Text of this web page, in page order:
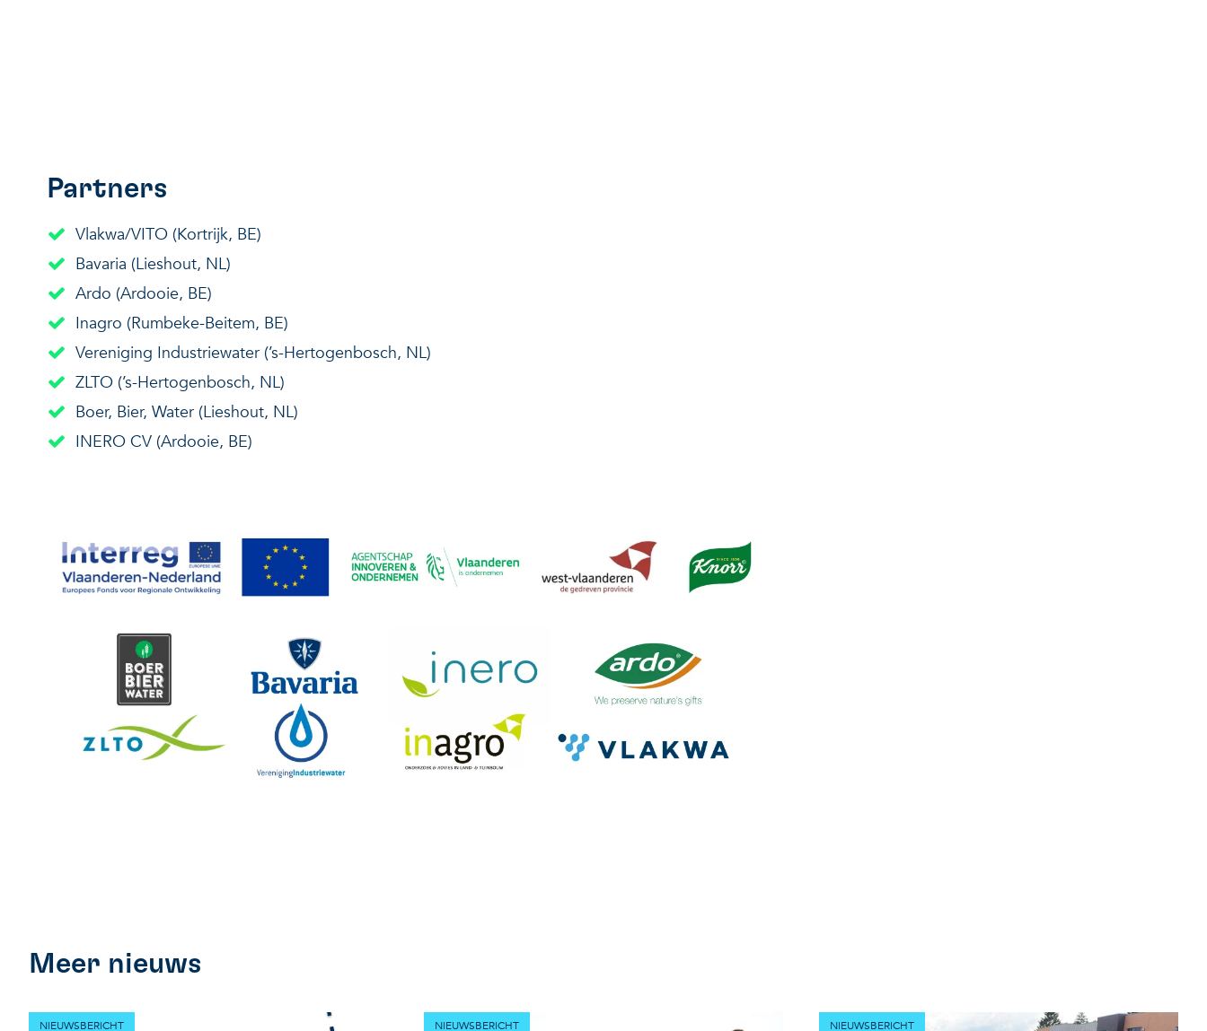
Partners
Vlakwa/VITO (Kortrijk, BE)
Bavaria (Lieshout, NL)
Ardo (Ardooie, BE)
Inagro (Rumbeke-Beitem, BE)
Vereniging Industriewater (’s-Hertogenbosch, NL)
ZLTO (’s-Hertogenbosch, NL)
Boer, Bier, Water (Lieshout, NL)
INERO CV (Ardooie, BE)
Meer nieuws
NIEUWSBERICHT NIEUWSBERICHT NIEUWSBERICHT